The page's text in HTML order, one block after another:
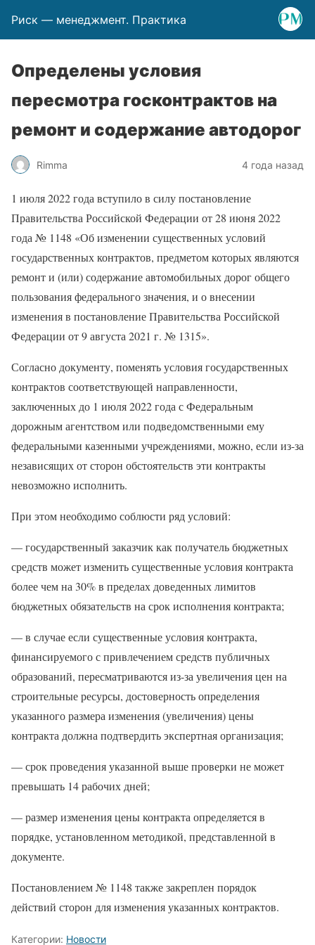
Риск — менеджмент. Практика
Определены условия
пересмотра госконтрактов на
ремонт и содержание автодорог
Rimma 4 года назад
1 июля 2022 года вступило в силу постановление
Правительства Российской Федерации от 28 июня 2022
года № 1148 «Об изменении существенных условий
государственных контрактов, предметом которых являются
ремонт и (или) содержание автомобильных дорог общего
пользования федерального значения, и о внесении
изменения в постановление Правительства Российской
Федерации от 9 августа 2021 г. № 1315».
Согласно документу, поменять условия государственных
контрактов соответствующей направленности,
заключенных до 1 июля 2022 года с Федеральным
дорожным агентством или подведомственными ему
федеральными казенными учреждениями, можно, если из-за
независящих от сторон обстоятельств эти контракты
невозможно исполнить.
При этом необходимо соблюсти ряд условий:
— государственный заказчик как получатель бюджетных
средств может изменить существенные условия контракта
более чем на 30% в пределах доведенных лимитов
бюджетных обязательств на срок исполнения контракта;
— в случае если существенные условия контракта,
финансируемого с привлечением средств публичных
образований, пересматриваются из-за увеличения цен на
строительные ресурсы, достоверность определения
указанного размера изменения (увеличения) цены
контракта должна подтвердить экспертная организация;
— срок проведения указанной выше проверки не может
превышать 14 рабочих дней;
— размер изменения цены контракта определяется в
порядке, установленном методикой, представленной в
документе.
Постановлением № 1148 также закреплен порядок
действий сторон для изменения указанных контрактов.
Категории: Новости